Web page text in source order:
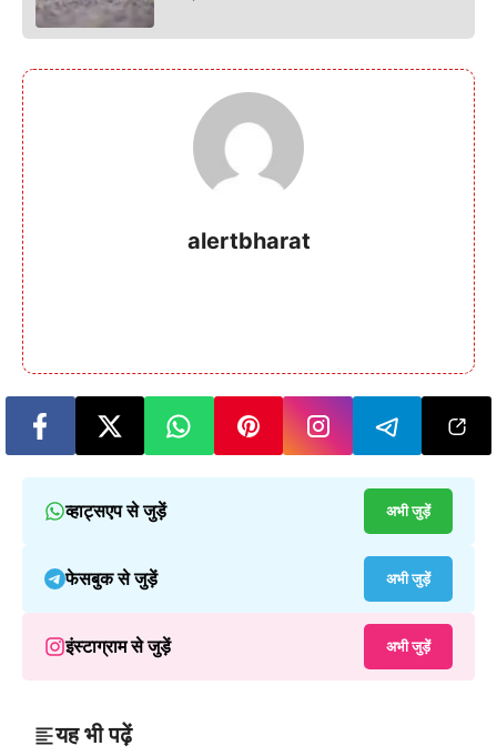
alertbharat
व्हाट्सएप से जुड़ें अभी जुड़ें
फेसबुक से जुड़ें अभी जुड़ें
इंस्टाग्राम से जुड़ें अभी जुड़ें
यह भी पढ़ें